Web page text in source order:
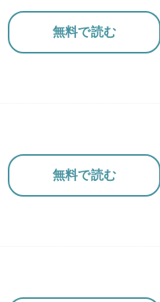
無料で読む
無料で読む